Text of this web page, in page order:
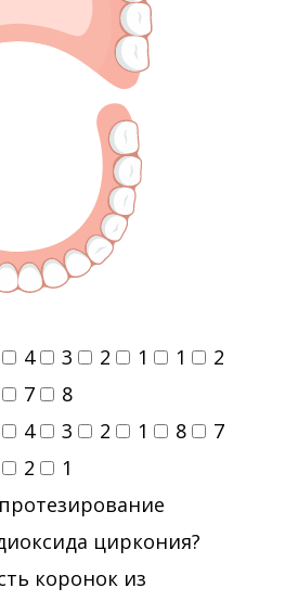
4 3 2 1 1
2
7
8
4 3 2 1 8
7
2
1
циркония?
коронок из